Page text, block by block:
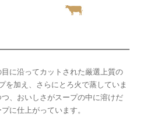
に沿ってカットされた厳選上質の
を加え、さらにとろ火で蒸していま
、おいしさがスープの中に溶けだ
に仕上がっています。